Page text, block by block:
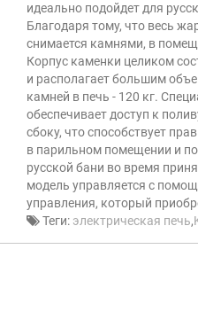
идеально подойдет для
Благодаря тому, что весь
снимается камнями, в
Корпус каменки целиком
и располагает большим
камней в печь - 120 кг.
обеспечивает доступ к
сбоку, что способствует
в парильном помещении и
русской бани во время
модель управляется с
управления, который
Теги: электрическая печь,